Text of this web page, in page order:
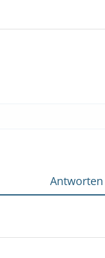
Antworten